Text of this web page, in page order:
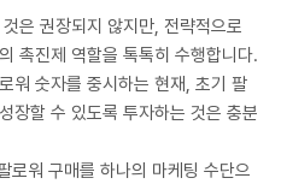
은 권장되지 않지만, 전략적으로
촉진제 역할을 톡톡히 수행합니다.
워 숫자를 중시하는 현재, 초기 팔
장할 수 있도록 투자하는 것은 충분
로워 구매를 하나의 마케팅 수단으